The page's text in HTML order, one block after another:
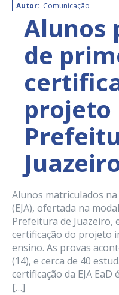
Autor: Comunicação
Alunos
de
projeto
Alunos matriculados na
(EJA), ofertada na
Prefeitura de Juazeiro,
certificação do projeto
ensino. As provas
(14), e cerca de 40
certificação da EJA
[…]